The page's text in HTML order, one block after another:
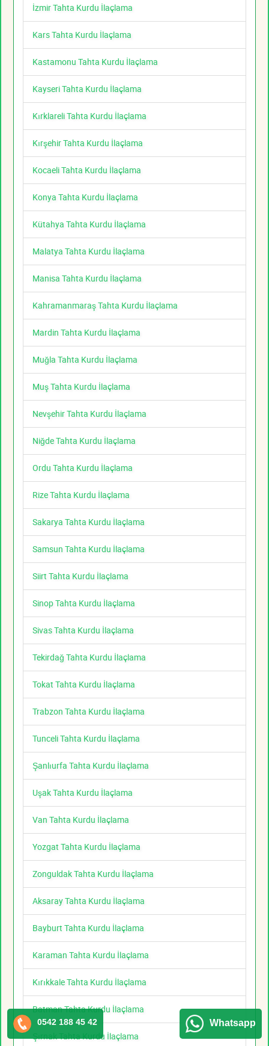
İzmir Tahta Kurdu İlaçlama
Kars Tahta Kurdu İlaçlama
Kastamonu Tahta Kurdu İlaçlama
Kayseri Tahta Kurdu İlaçlama
Kırklareli Tahta Kurdu İlaçlama
Kırşehir Tahta Kurdu İlaçlama
Kocaeli Tahta Kurdu İlaçlama
Konya Tahta Kurdu İlaçlama
Kütahya Tahta Kurdu İlaçlama
Malatya Tahta Kurdu İlaçlama
Manisa Tahta Kurdu İlaçlama
Kahramanmaraş Tahta Kurdu İlaçlama
Mardin Tahta Kurdu İlaçlama
Muğla Tahta Kurdu İlaçlama
Muş Tahta Kurdu İlaçlama
Nevşehir Tahta Kurdu İlaçlama
Niğde Tahta Kurdu İlaçlama
Ordu Tahta Kurdu İlaçlama
Rize Tahta Kurdu İlaçlama
Sakarya Tahta Kurdu İlaçlama
Samsun Tahta Kurdu İlaçlama
Siirt Tahta Kurdu İlaçlama
Sinop Tahta Kurdu İlaçlama
Sivas Tahta Kurdu İlaçlama
Tekirdağ Tahta Kurdu İlaçlama
Tokat Tahta Kurdu İlaçlama
Trabzon Tahta Kurdu İlaçlama
Tunceli Tahta Kurdu İlaçlama
Şanlıurfa Tahta Kurdu İlaçlama
Uşak Tahta Kurdu İlaçlama
Van Tahta Kurdu İlaçlama
Yozgat Tahta Kurdu İlaçlama
Zonguldak Tahta Kurdu İlaçlama
Aksaray Tahta Kurdu İlaçlama
Bayburt Tahta Kurdu İlaçlama
Karaman Tahta Kurdu İlaçlama
Kırıkkale Tahta Kurdu İlaçlama
Batman Tahta Kurdu İlaçlama
Şırnak Tahta Kurdu İlaçlama
0542 188 45 42 Whatsapp